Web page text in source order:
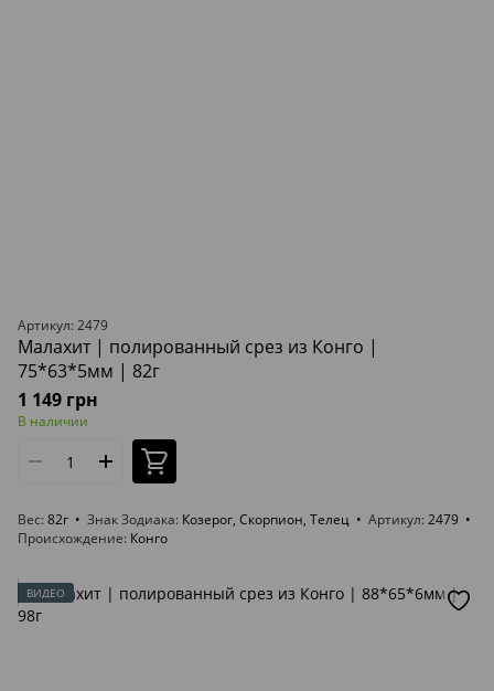
Артикул: 2479
Малахит | полированный срез из Конго |
75*63*5мм | 82г
1 149 грн
В наличии
Вес 82г Знак Зодиака Козерог, Скорпион, Телец Артикул 2479
Происхождение Конго
ВИДЕО